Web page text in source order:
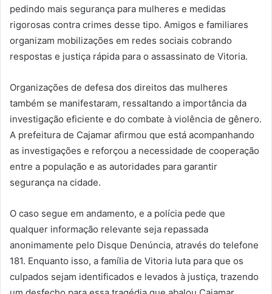
pedindo mais segurança para mulheres e medidas
rigorosas contra crimes desse tipo. Amigos e familiares
organizam mobilizações em redes sociais cobrando
respostas e justiça rápida para o assassinato de Vitoria.
Organizações de defesa dos direitos das mulheres
também se manifestaram, ressaltando a importância da
investigação eficiente e do combate à violência de gênero.
A prefeitura de Cajamar afirmou que está acompanhando
as investigações e reforçou a necessidade de cooperação
entre a população e as autoridades para garantir
segurança na cidade.
O caso segue em andamento, e a polícia pede que
qualquer informação relevante seja repassada
anonimamente pelo Disque Denúncia, através do telefone
181. Enquanto isso, a família de Vitoria luta para que os
culpados sejam identificados e levados à justiça, trazendo